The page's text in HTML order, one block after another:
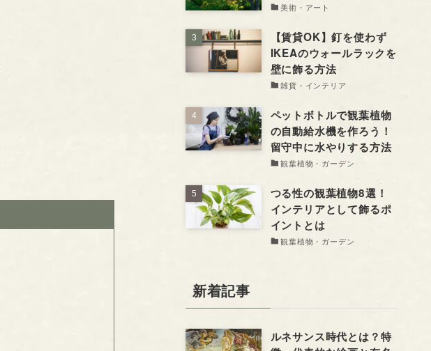
美術・アート
【賃貸OK】釘を使わず
IKEAのウォールラックを
壁に飾る方法
雑貨・インテリア
ペットボトルで観葉植物
の自動給水機を作ろう！
留守中に水やりする方法
観葉植物・ガーデン
つる性の観葉植物8選！
インテリアとして飾るポ
イントとは
観葉植物・ガーデン
新着記事
ルネサンス時代とは？特